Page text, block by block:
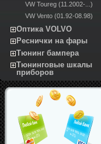
VW Toureg (11.2002-...)
VW Vento (01.92-08.98)
Оптика VOLVO
Реснички на фары
Тюнинг бампера
Тюнинговые шкалы
приборов